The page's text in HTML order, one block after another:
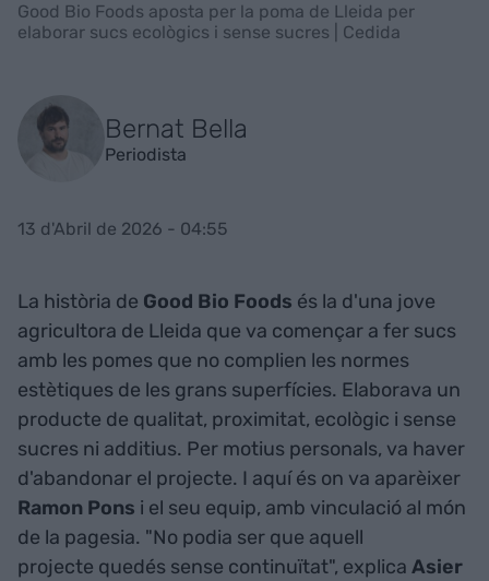
Good Bio Foods aposta per la poma de Lleida per
elaborar sucs ecològics i sense sucres | Cedida
Bernat Bella
Periodista
13 d'Abril de 2026 - 04:55
La història de Good Bio Foods és la d'una jove
agricultora de Lleida que va començar a fer sucs
amb les pomes que no complien les normes
estètiques de les grans superfícies. Elaborava un
producte de qualitat, proximitat, ecològic i sense
sucres ni additius. Per motius personals, va haver
d'abandonar el projecte. I aquí és on va aparèixer
Ramon Pons i el seu equip, amb vinculació al món
de la pagesia. "No podia ser que aquell
projecte quedés sense continuïtat", explica Asier